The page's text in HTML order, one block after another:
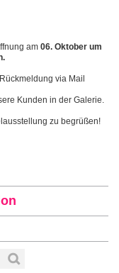
am 06. Oktober um
via Mail
Kunden in der Galerie.
zu begrüßen!